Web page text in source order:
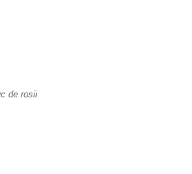
de rosii